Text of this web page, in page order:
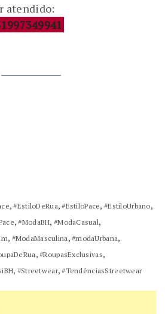
atendido:
,#EstiloDeRua,#EstiloPace,#EstiloUrbano,
,#ModaBH, #ModaCasual,
, #ModaMasculina,#modaUrbana,
,#RoupasExclusivas,
, #Streetwear,#TendênciasStreetwear